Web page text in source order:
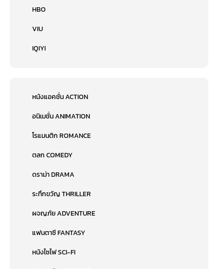
HBO
VIU
IQIYI
หนังแอคชั่น ACTION
อนิเมชั่น ANIMATION
โรแมนติก ROMANCE
ตลก COMEDY
ดราม่า DRAMA
ระทึกขวัญ THRILLER
ผจญภัย ADVENTURE
แฟนตาซี FANTASY
หนังไซไฟ SCI-FI